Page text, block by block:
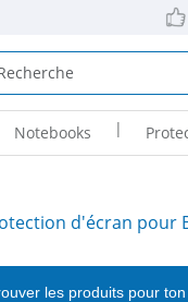
Notebooks |
d'écran pour
les produits pour